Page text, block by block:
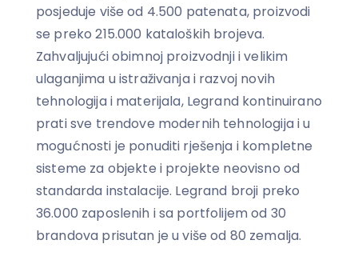
posjeduje više od 4.500 patenata, proizvodi
se preko 215.000 kataloških brojeva.
Zahvaljujući obimnoj proizvodnji i velikim
ulaganjima u istraživanja i razvoj novih
tehnologija i materijala, Legrand kontinuirano
prati sve trendove modernih tehnologija i u
mogućnosti je ponuditi rješenja i kompletne
sisteme za objekte i projekte neovisno od
standarda instalacije. Legrand broji preko
36.000 zaposlenih i sa portfolijem od 30
brandova prisutan je u više od 80 zemalja.